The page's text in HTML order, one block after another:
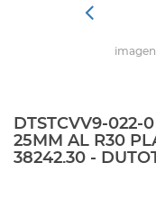
DTSTCVV9-022-
25MM AL R30
38242.30 -